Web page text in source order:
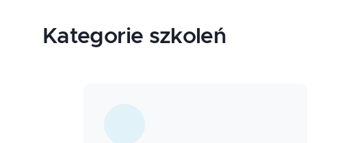
Testowanie
Kategorie szkoleń